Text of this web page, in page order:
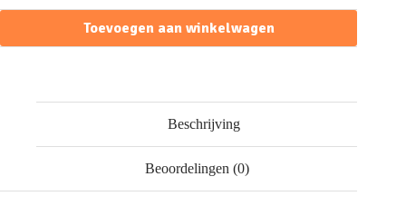
Toevoegen aan winkelwagen
Beschrijving
Beoordelingen (0)